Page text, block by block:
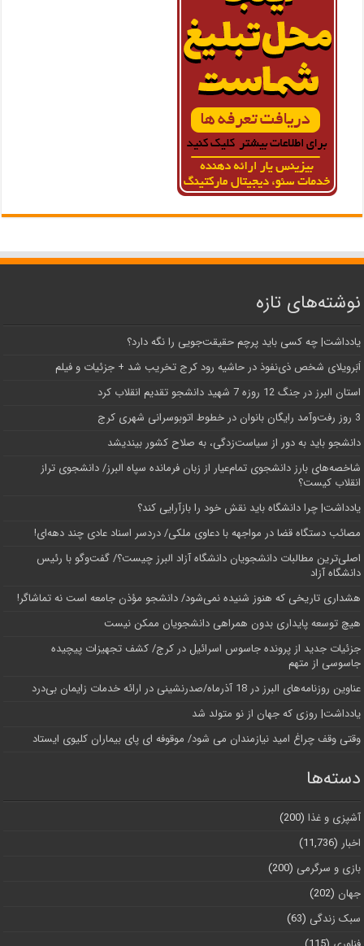
نوشته‌های تازه
یادداشت| ‌چه کسی باید پرچم حقیقت‌جویی را نگه دارد؟
اَبَر‌ویلای شخص ذی‌نفوذ در حاشیه‌ رود کرج تخریب شد + جزئیات و فیلم
استان البرز در جنگ 12 روزه 7 شهید دانشجو تقدیم انقلاب کرد
3 روز رفت‌وآمد رایگان بانوان در خطوط اتوبوسرانی شهری کرج
دانشجو باید به دور از سیاست‌زدگی، به صلاح کشور بیندیشد
شاخصه‌های بارز دانشجوی تمام‌عیار از زبان فرمانده سپاه البرز/ دانشجوی تراز
انقلاب کیست؟
یادداشت| چرا دانشگاه باید نقش خود را بازآرایی کند؟
مصائب دستگاه قضا در مواجهه با دعاوی ملکی/ دردسر اسناد عادی چند‌ دهه‌ای!
اصلی‌ترین مطالبات دانشجویان دانشگاه آزاد البرز چیست؟/ گفت‌وگو با رئیس
دانشگاه آز‌اد
هشداری تاریخی که هنوز شنیده نمی‌شود/ دانشجو مؤذن جامعه است نه تماشاگر!
هیچ توسعه پایداری بدون همراهی دانشجویان ممکن نیست
جزئیات جدید از پرونده جاسوس اسرائیل در کرج/‌ کشف تجهیزات پیچیده
جاسوسی از متهم
عناوین روزنامه‌های البرز در ‌18 آذرماه/صدرنشینی در ارائه خدمات زایمان بی‌درد
یادداشت| روزی که جهان از نو متولد شد
وقتی وقف چراغ امید نیازمندان می شود/ موقوفه ای پای بیماران کلیوی ایستاد
دسته‌ها
آشپزی و غذا (200)
اخبار (11,736)
بازی و سرگرمی (200)
جهان (202)
سبک زندگی (63)